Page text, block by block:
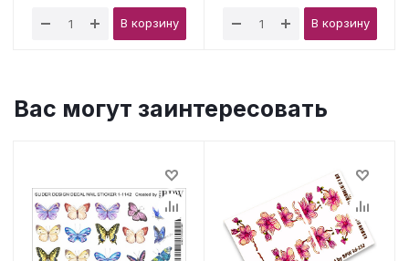
В корзину В корзину
Вас могут заинтересовать